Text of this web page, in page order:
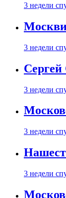
3 недели
3 недели
Сергей
3 недели
3 недели
3 недели